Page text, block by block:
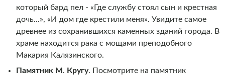
который бард пел - «Где службу стоял сын и крестная
дочь...», «И дом где крестили меня». Увидите самое
древнее из сохранившихся каменных зданий города. В
храме находится рака с мощами преподобного
Макария Калязинского.
Памятник М . Кругу. Посмотрите на памятник